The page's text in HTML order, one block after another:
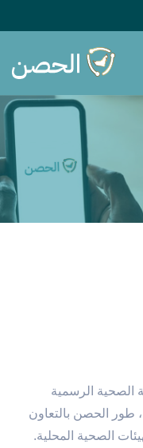
الرسمية للتطعيمات
مع وزارة الصحة
المحلية.